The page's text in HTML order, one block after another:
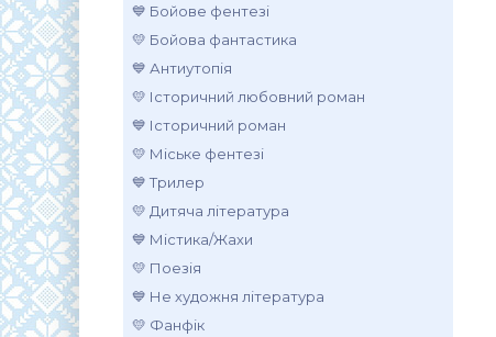
💙 Бойове фентезі
💛 Бойова фантастика
💙 Антиутопія
💛 Історичний любовний роман
💙 Історичний роман
💛 Міське фентезі
💙 Трилер
💛 Дитяча література
💙 Містика/Жахи
💛 Поезія
💙 Не художня література
💛 Фанфік